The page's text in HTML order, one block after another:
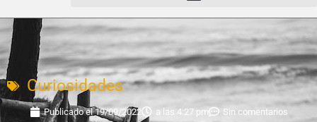
Curiosidades
Publicado el 19/09/2022 a las 4:27 pm Sin comentarios